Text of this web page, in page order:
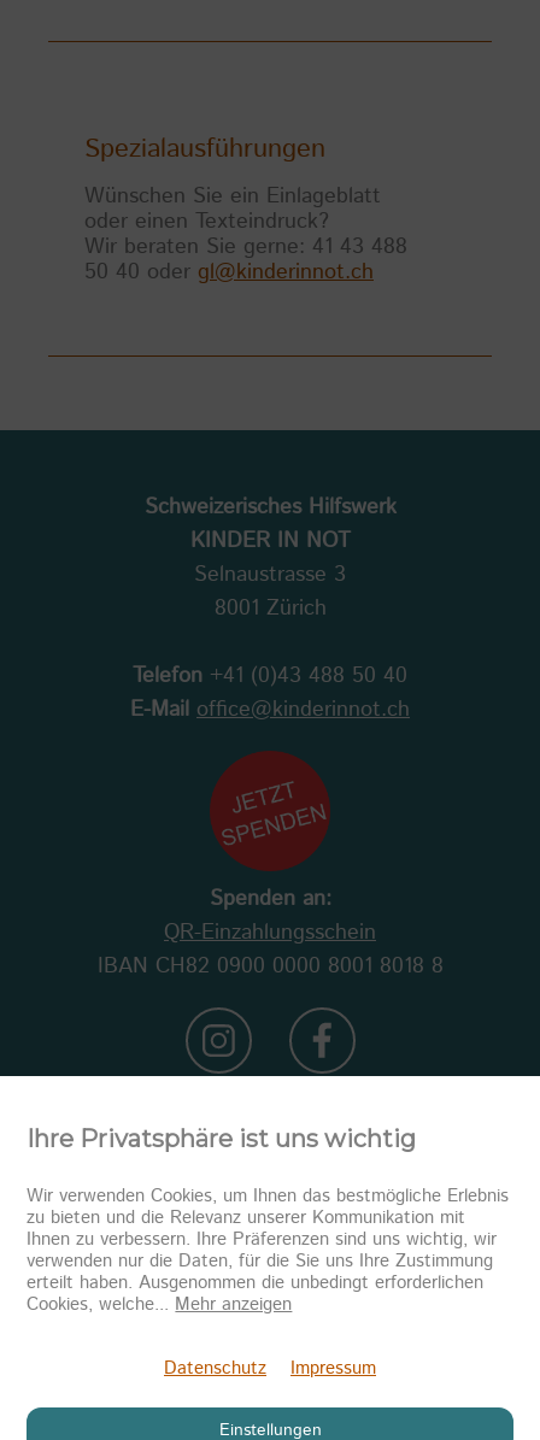
Spezialausführungen
Wünschen Sie ein Einlageblatt
oder einen Texteindruck?
Wir beraten Sie gerne: 41 43 488
50 40 oder gl@kinderinnot.ch
Schweizerisches Hilfswerk
KINDER IN NOT
Selnaustrasse 3
8001 Zürich
Telefon +41 (0)43 488 50 40
E-Mail office@kinderinnot.ch
Spenden an:
QR-Einzahlungsschein
IBAN CH82 0900 0000 8001 8018 8
Newsletter abonnieren
Ihre Privatsphäre ist uns wichtig
Wir verwenden Cookies, um Ihnen das bestmögliche Erlebnis
zu bieten und die Relevanz unserer Kommunikation mit
Ihnen zu verbessern. Ihre Präferenzen sind uns wichtig, wir
verwenden nur die Daten, für die Sie uns Ihre Zustimmung
erteilt haben. Ausgenommen die unbedingt erforderlichen
Cookies, welche... Mehr anzeigen
Datenschutz Impressum
Einstellungen